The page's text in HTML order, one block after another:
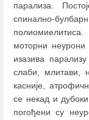
парализа.
спинално-
моторни
изазива
слаби, млитави,
касније,
се некад и
погођени су